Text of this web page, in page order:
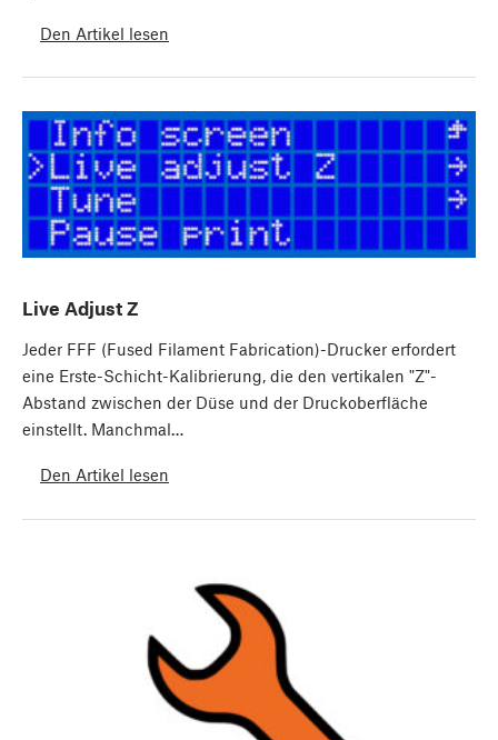
Den Artikel lesen
Live Adjust Z
Jeder FFF (Fused Filament Fabrication)-Drucker erfordert
eine Erste-Schicht-Kalibrierung, die den vertikalen "Z"-
Abstand zwischen der Düse und der Druckoberfläche
einstellt. Manchmal…
Den Artikel lesen